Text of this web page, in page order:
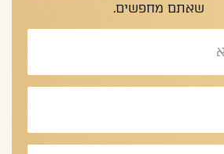
שאתם מחפשים.